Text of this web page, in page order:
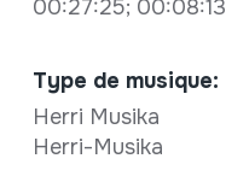
00:27:25; 00:08:13
Type de musique:
Herri Musika
Herri-Musika